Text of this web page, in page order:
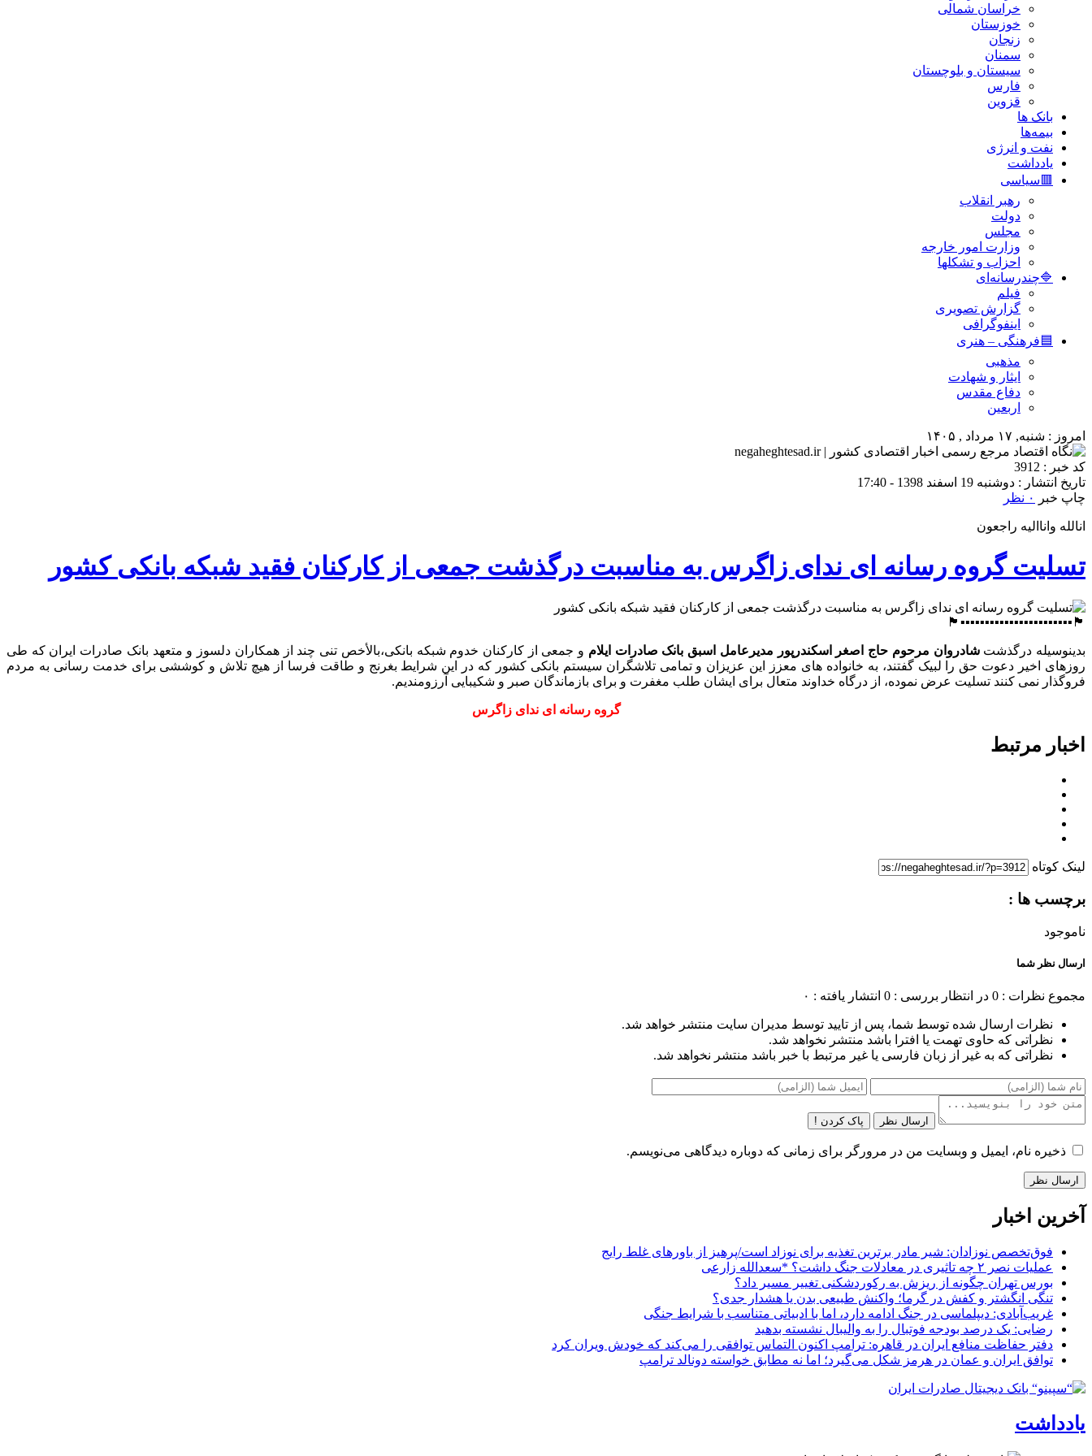
خراسان شمالی
خوزستان
زنجان
سمنان
سیستان و بلوچستان
فارس
قزوین
بانک ها
بیمه‌ها
نفت و انرژی
یادداشت
🟥سیاسی
رهبر انقلاب
دولت
مجلس
وزارت امور خارجه
احزاب و تشکلها
🔷چندرسانه‌ای
فیلم
گزارش تصویری
اینفوگرافی
🟦فرهنگی – هنری
مذهبی
ایثار و شهادت
دفاع مقدس
اربعین
امروز : شنبه, ۱۷ مرداد , ۱۴۰۵
کد خبر : 3912
تاریخ انتشار : دوشنبه 19 اسفند 1398 - 17:40
چاپ خبر
۰ نظر
انالله واناالیه راجعون
تسلیت گروه رسانه ای ندای زاگرس به مناسبت درگذشت جمعی از کارکنان فقید شبکه بانکی کشور
🏴▪▪▪▪▪▪▪▪▪▪▪▪▪▪▪▪▪▪▪▪▪▪▪🏴
بدینوسیله درگذشتشادروان مرحوم حاج اصغر اسکندرپور مدیرعامل اسبق بانک صادرات ایلام و جمعی از کارکنان خدوم شبکه بانکی،بالأخص تنی چند از همکاران دلسوز و متعهد بانک صادرات ایران که طی
روزهای اخیر دعوت حق را لبیک گفتند، به خانواده های معزز این عزیزان و تمامی تلاشگران سیستم بانکی کشور که در این شرایط بغرنج و طاقت فرسا از هیچ تلاش و کوششی برای خدمت رسانی به مردم
فروگذار نمی کنند تسلیت عرض نموده، از درگاه خداوند متعال برای ایشان طلب مغفرت و برای بازماندگان صبر و شکیبایی آرزومندیم.
گروه رسانه ای ندای زاگرس
اخبار مرتبط
لینک کوتاه
برچسب ها :
ناموجود
ارسال نظر شما
مجموع نظرات : 0 در انتظار بررسی : 0 انتشار یافته : ۰
نظرات ارسال شده توسط شما، پس از تایید توسط مدیران سایت منتشر خواهد شد.
نظراتی که حاوی تهمت یا افترا باشد منتشر نخواهد شد.
نظراتی که به غیر از زبان فارسی یا غیر مرتبط با خبر باشد منتشر نخواهد شد.
ارسال نظر پاک کردن !
ذخیره نام، ایمیل و وبسایت من در مرورگر برای زمانی که دوباره دیدگاهی می‌نویسم.
آخرین اخبار
فوق‌تخصص نوزادان: شیر مادر برترین تغذیه برای نوزاد است/پرهیز از باورهای غلط رایج
عملیات نصر ۲ چه تاثیری در معادلات جنگ داشت؟ *سعدالله زارعی
بورس تهران چگونه از ریزش به رکوردشکنی تغییر مسیر داد؟
تنگی انگشتر و کفش در گرما؛ واکنش طبیعی بدن یا هشدار جدی؟
غریب‌آبادی: دیپلماسی در جنگ ادامه دارد، اما با ادبیاتی متناسب با شرایط جنگی
رضایی: یک درصد بودجه فوتبال را به والیبال نشسته بدهید
دفتر حفاظت منافع ایران در قاهره: ترامپ اکنون التماس توافقی را می‌کند که خودش ویران کرد
توافق ایران و عمان در هرمز شکل می‌گیرد؛ اما نه مطابق خواسته دونالد ترامپ
یادداشت